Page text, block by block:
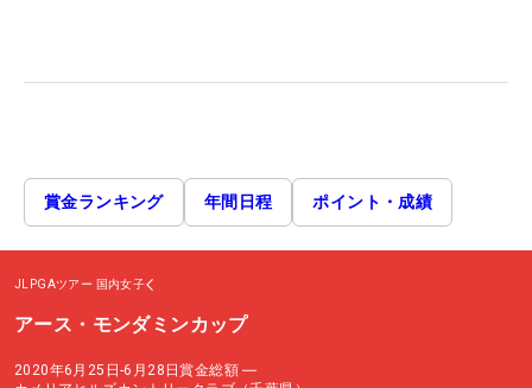
賞金ランキング 年間日程 ポイント・成績
JLPGAツアー 国内女子
アース・モンダミンカップ
2020年6月25日-6月28日賞金総額 ―